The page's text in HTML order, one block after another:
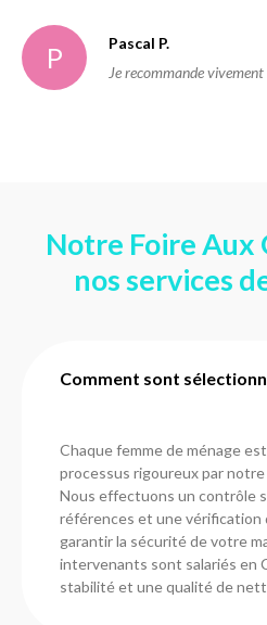
P
Pascal P.
Je recommande
Notre Foire Aux
nos services
Chaque femme de ménage
processus rigoureux par
Nous effectuons un contrôle
références et une
garantir la sécurité de votre
intervenants sont salariés en
stabilité et une qualité de